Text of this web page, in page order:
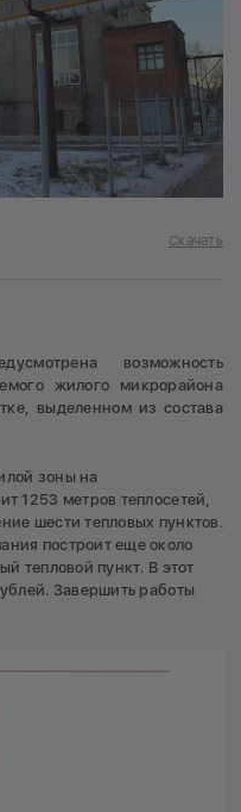
Скачать
возможность
жилого микрорайона
выделенном из состава
зоны на
1253 метров теплосетей,
шести тепловых пунктов.
построит еще около
тепловой пункт. В этот
Завершить работы